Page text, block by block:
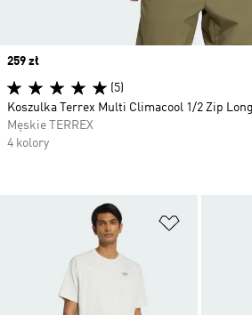
Dodaj do
Price
259 zł
(5)
Koszulka Terrex Multi Climacool 1/2 Zip
Męskie TERREX
4 kolory